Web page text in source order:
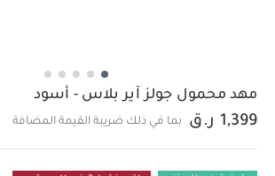
مهد محمول جولز آير بلاس - أسود
1,399 ر.ق بما في ذلك ضريبة القيمة المضافة